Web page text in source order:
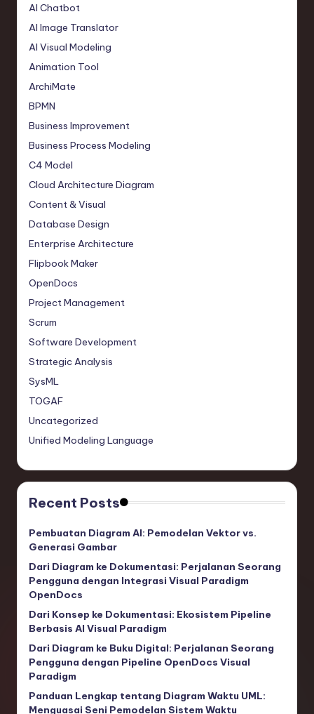
AI Chatbot
AI Image Translator
AI Visual Modeling
Animation Tool
ArchiMate
BPMN
Business Improvement
Business Process Modeling
C4 Model
Cloud Architecture Diagram
Content & Visual
Database Design
Enterprise Architecture
Flipbook Maker
OpenDocs
Project Management
Scrum
Software Development
Strategic Analysis
SysML
TOGAF
Uncategorized
Unified Modeling Language
Recent Posts
Pembuatan Diagram AI: Pemodelan Vektor vs.
Generasi Gambar
Dari Diagram ke Dokumentasi: Perjalanan Seorang
Pengguna dengan Integrasi Visual Paradigm
OpenDocs
Dari Konsep ke Dokumentasi: Ekosistem Pipeline
Berbasis AI Visual Paradigm
Dari Diagram ke Buku Digital: Perjalanan Seorang
Pengguna dengan Pipeline OpenDocs Visual
Paradigm
Panduan Lengkap tentang Diagram Waktu UML:
Menguasai Seni Pemodelan Sistem Waktu